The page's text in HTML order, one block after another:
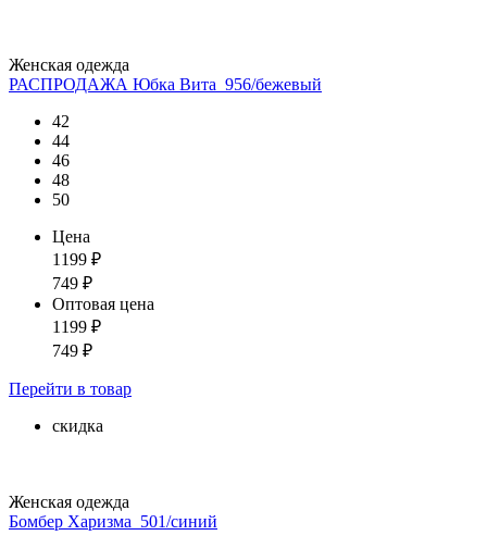
Женская одежда
РАСПРОДАЖА Юбка Вита_956/бежевый
42
44
46
48
50
Цена
1199 ₽
749 ₽
Оптовая цена
1199 ₽
749 ₽
Перейти в товар
скидка
Женская одежда
Бомбер Харизма_501/синий